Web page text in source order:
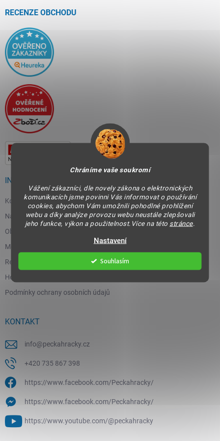
Chráníme vaše soukromí
Vážení zákazníci, dle novely zákona o elektronických
komunikacích jsme povinni Vás informovat o používání
cookies, abychom Vám umožnili pohodlné prohlížení
webu a díky analýze provozu webu neustále zlepšovali
jeho funkce, výkon a použitelnost.Více na této stránce.
Nastavení
Souhlasím
RECENZE OBCHODU
INFORMACE PRO VÁS
Kontakty
Napište nám
Obchodní podmínky
Moje objednávka
Reklamace a vrácení zboží
Hodnocení obchodu
Podmínky ochrany osobních údajů
KONTAKT
info@peckahracky.cz
+420 735 867 398
https://www.facebook.com/Peckahracky/
https://www.facebook.com/Peckahracky/
https://www.youtube.com/@peckahracky